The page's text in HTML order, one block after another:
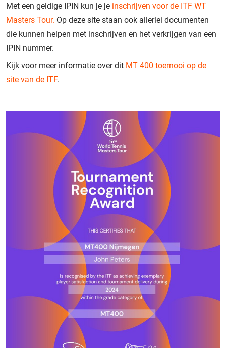
Met een geldige IPIN kun je je inschrijven voor de ITF WT
Masters Tour. Op deze site staan ook allerlei documenten
die kunnen helpen met inschrijven en het verkrijgen van een
IPIN nummer.
Kijk voor meer informatie over dit MT 400 toernooi op de
site van de ITF.